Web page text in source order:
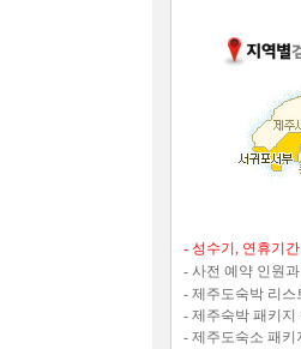
- 성수기, 연휴기
- 사전 예약 인원
- 제주도숙박 리
- 제주숙박 패키
- 제주도숙소 패